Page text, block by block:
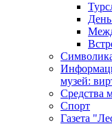
музей:
Средства
Спорт
Газета